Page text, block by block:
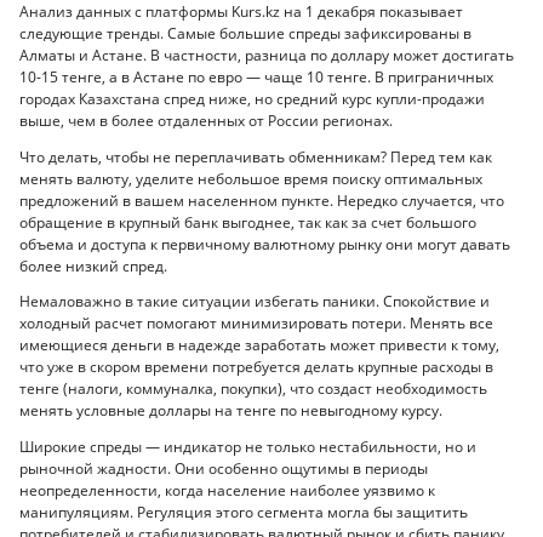
Анализ данных с платформы Kurs.kz на 1 декабря показывает
следующие тренды. Самые большие спреды зафиксированы в
Алматы и Астане. В частности, разница по доллару может достигать
10-15 тенге, а в Астане по евро — чаще 10 тенге. В приграничных
городах Казахстана спред ниже, но средний курс купли-продажи
выше, чем в более отдаленных от России регионах.
Что делать, чтобы не переплачивать обменникам? Перед тем как
менять валюту, уделите небольшое время поиску оптимальных
предложений в вашем населенном пункте. Нередко случается, что
обращение в крупный банк выгоднее, так как за счет большого
объема и доступа к первичному валютному рынку они могут давать
более низкий спред.
Немаловажно в такие ситуации избегать паники. Спокойствие и
холодный расчет помогают минимизировать потери. Менять все
имеющиеся деньги в надежде заработать может привести к тому,
что уже в скором времени потребуется делать крупные расходы в
тенге (налоги, коммуналка, покупки), что создаст необходимость
менять условные доллары на тенге по невыгодному курсу.
Широкие спреды — индикатор не только нестабильности, но и
рыночной жадности. Они особенно ощутимы в периоды
неопределенности, когда население наиболее уязвимо к
манипуляциям. Регуляция этого сегмента могла бы защитить